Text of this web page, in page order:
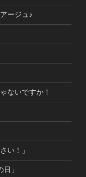
ージュ♪
ないですか！
い！」
」